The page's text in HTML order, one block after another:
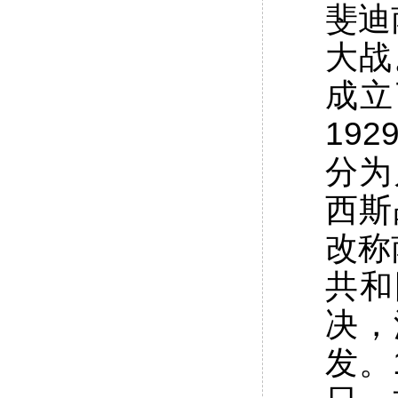
斐
大
成
分
西
改
共
决
发